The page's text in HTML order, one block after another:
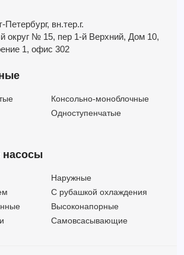
Петербург, вн.тер.г.
округ № 15, пер 1-й Верхний, Дом 10,
1, офис 302
Консольно-моноблочные
Одноступенчатые
Наружные
С рубашкой охлаждения
Высоконапорные
Самовсасывающие